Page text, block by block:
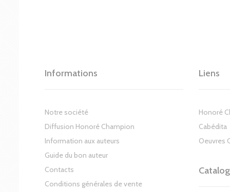
Informations
Notre société
Diffusion Honoré Champion
Information aux auteurs
Guide du bon auteur
Contacts
Conditions générales de vente
Liens
Honoré
Cabédita
Oeuvres